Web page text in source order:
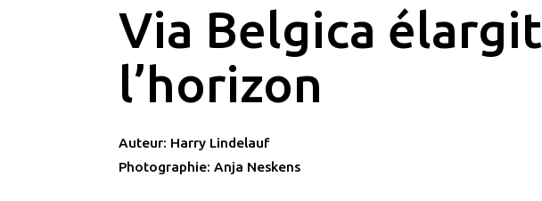
Via Belgica élargit
l’horizon
Auteur: Harry Lindelauf
Photographie: Anja Neskens